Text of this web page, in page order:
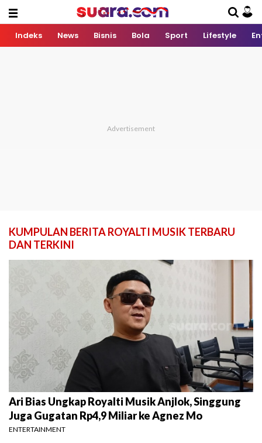
Indeks News Bisnis Bola Sport Lifestyle
KUMPULAN BERITA ROYALTI MUSIK TERBARU
DAN TERKINI
Ari Bias Ungkap Royalti Musik Anjlok, Singgung
Juga Gugatan Rp4,9 Miliar ke Agnez Mo
ENTERTAINMENT